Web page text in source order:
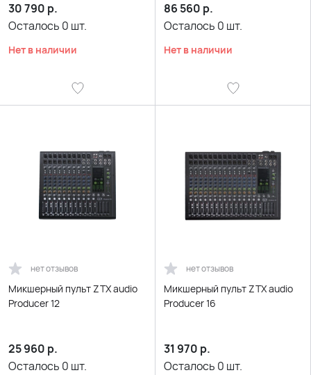
30 790 р.
Осталось 0 шт.
Нет в наличии
86 560 р.
Осталось 0 шт.
Нет в наличии
нет отзывов
Микшерный пульт ZTX audio
Producer 12
25 960 р.
Осталось 0 шт.
нет отзывов
Микшерный пульт ZTX audio
Producer 16
31 970 р.
Осталось 0 шт.